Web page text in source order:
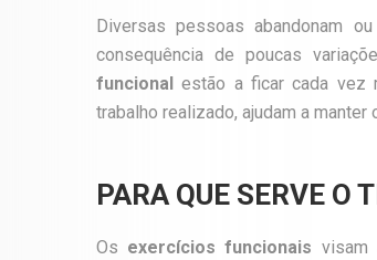
Diversas pessoas abandonam
consequência de poucas
funcionalestão a ficar cada vez
trabalho realizado, ajudam a manter
PARA QUE SERVE O
Os exercícios funcionais visam